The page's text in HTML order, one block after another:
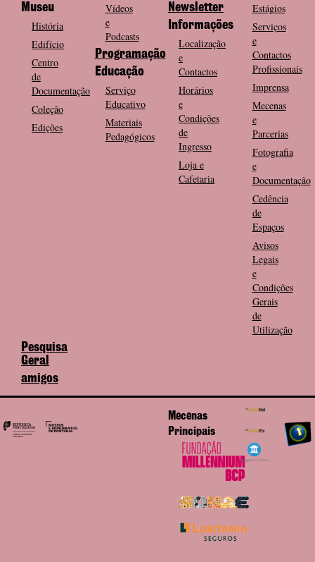
Museu
História
Edifício
Centro
de
Documentação
Coleção
Edições
Vídeos
e
Podcasts
Programação
Educação
Serviço
Educativo
Materiais
Pedagógicos
Newsletter
Informações
Localização
e
Contactos
Horários
e
Condições
de
Ingresso
Loja e
Cafetaria
Estágios
Serviços
e
Contactos
Profissionais
Imprensa
Mecenas
e
Parcerias
Fotografia
e
Documentação
Cedência
de
Espaços
Avisos
Legais
e
Condições
Gerais
de
Utilização
Pesquisa
Geral
amigos
Mecenas
Principais